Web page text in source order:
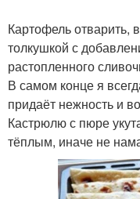
Картофель отварить,
толкушкой с
растопленного
В самом конце я
придаёт нежность и
Кастрюлю с пюре
тёплым, иначе не